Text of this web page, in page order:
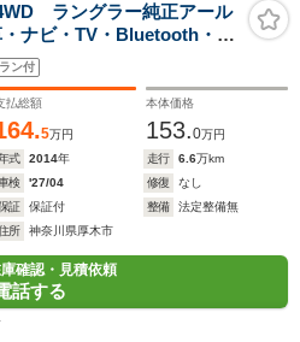
ラングラー純正アール
ナビ・TV・Bluetooth・
ン付
払総額
5万円
本体価格
153.0万円
式
2014年 走行 6.6万km
検
'27/04 修復
なし
証
保証付 整備
法定整備無
所
神奈川県厚木市
確認・見積依頼
話する